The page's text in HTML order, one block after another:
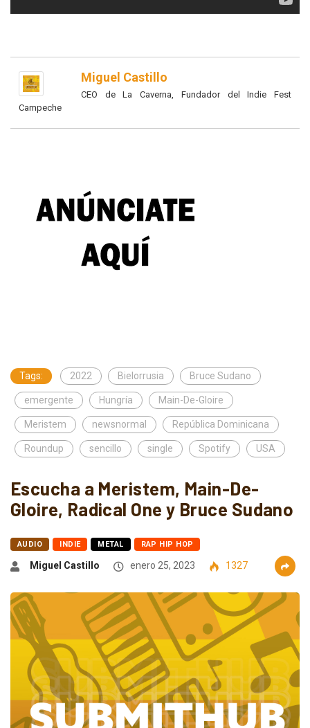
Miguel Castillo
CEO de La Caverna, Fundador del Indie Fest
Campeche
Tags: 2022 Bielorrusia Bruce Sudano
emergente Hungría Main-De-Gloire
Meristem newsnormal República Dominicana
Roundup sencillo single Spotify USA
Escucha a Meristem, Main-De-
Gloire, Radical One y Bruce Sudano
AUDIO INDIE METAL RAP HIP HOP
Miguel Castillo enero 25, 2023 1327